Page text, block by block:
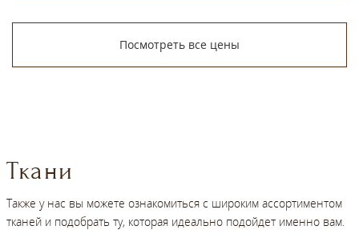
Посмотреть все цены
Ткани
Также у нас вы можете ознакомиться с широким ассортиментом
тканей и подобрать ту, которая идеально подойдет именно вам.